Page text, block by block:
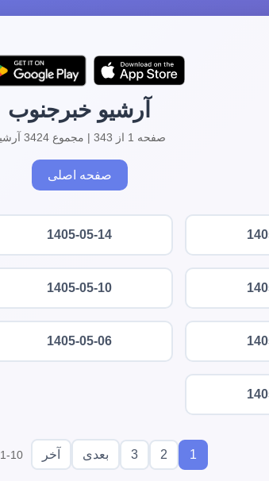
آرشیو خبرجنوب
صفحه 1 از 343 | مجموع 3424 آرشیو
صفحه اصلی
1405-05-14
1405-05-10
1405-05-06
1
2
3 بعدی آخر 1-10 از 3424